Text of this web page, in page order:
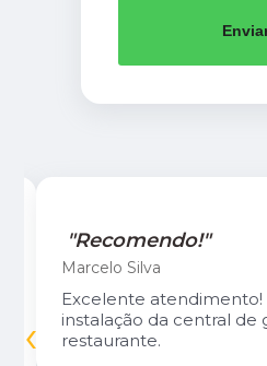
"Recomendo!"
Marcelo Silva
Excelente atendimento!
instalação da central de
restaurante.
‹